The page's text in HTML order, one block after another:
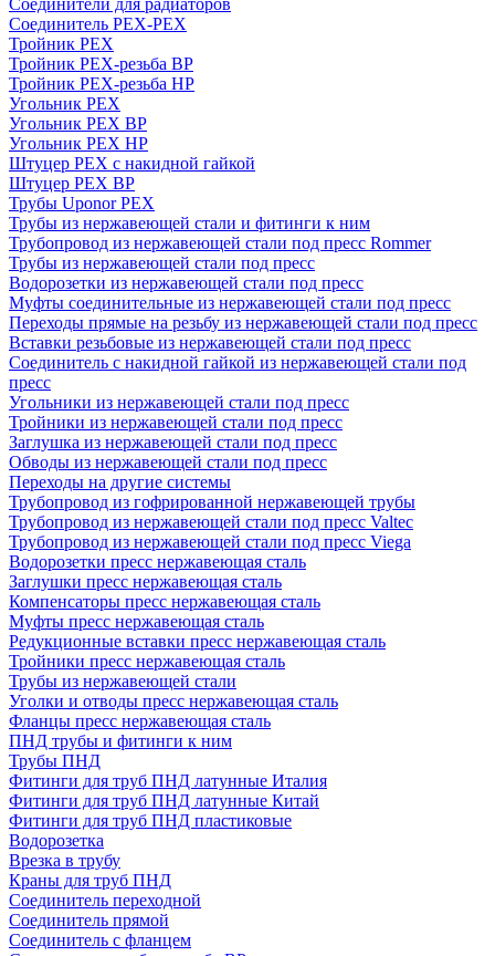
Соединитель PEX-PEX
Тройник PEX
Тройник PEX-резьба ВР
Тройник PEX-резьба НР
Угольник PEX
Угольник PEX ВР
Угольник PEX НР
Штуцер PEX c накидной гайкой
Штуцер PEX ВР
Трубы Uponor PEX
Трубы из нержавеющей стали и фитинги к ним
Трубопровод из нержавеющей стали под пресс Rommer
Трубы из нержавеющей стали под пресс
Водорозетки из нержавеющей стали под пресс
Муфты соединительные из нержавеющей стали под пресс
Переходы прямые на резьбу из нержавеющей стали под пресс
Вставки резьбовые из нержавеющей стали под пресс
Соединитель с накидной гайкой из нержавеющей стали под
пресс
Угольники из нержавеющей стали под пресс
Тройники из нержавеющей стали под пресс
Заглушка из нержавеющей стали под пресс
Обводы из нержавеющей стали под пресс
Переходы на другие системы
Трубопровод из гофрированной нержавеющей трубы
Трубопровод из нержавеющей стали под пресс Valtec
Трубопровод из нержавеющей стали под пресс Viega
Водорозетки пресс нержавеющая сталь
Заглушки пресс нержавеющая сталь
Компенсаторы пресс нержавеющая сталь
Муфты пресс нержавеющая сталь
Редукционные вставки пресс нержавеющая сталь
Тройники пресс нержавеющая сталь
Трубы из нержавеющей стали
Уголки и отводы пресс нержавеющая сталь
Фланцы пресс нержавеющая сталь
ПНД трубы и фитинги к ним
Трубы ПНД
Фитинги для труб ПНД латунные Италия
Фитинги для труб ПНД латунные Китай
Фитинги для труб ПНД пластиковые
Водорозетка
Врезка в трубу
Краны для труб ПНД
Соединитель переходной
Соединитель прямой
Соединитель с фланцем